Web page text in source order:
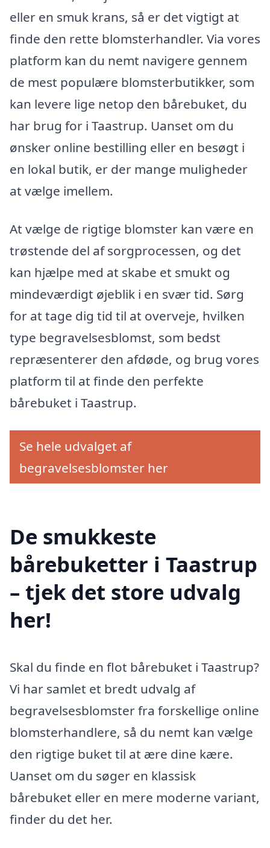
eller en smuk krans, så er det vigtigt at
finde den rette blomsterhandler. Via vores
platform kan du nemt navigere gennem
de mest populære blomsterbutikker, som
kan levere lige netop den bårebuket, du
har brug for i Taastrup. Uanset om du
ønsker online bestilling eller en besøgt i
en lokal butik, er der mange muligheder
at vælge imellem.
At vælge de rigtige blomster kan være en
trøstende del af sorgprocessen, og det
kan hjælpe med at skabe et smukt og
mindeværdigt øjeblik i en svær tid. Sørg
for at tage dig tid til at overveje, hvilken
type begravelsesblomst, som bedst
repræsenterer den afdøde, og brug vores
platform til at finde den perfekte
bårebuket i Taastrup.
Se hele udvalget af
begravelsesblomster her
De smukkeste
bårebuketter i Taastrup
– tjek det store udvalg
her!
Skal du finde en flot bårebuket i Taastrup?
Vi har samlet et bredt udvalg af
begravelsesblomster fra forskellige online
blomsterhandlere, så du nemt kan vælge
den rigtige buket til at ære dine kære.
Uanset om du søger en klassisk
bårebuket eller en mere moderne variant,
finder du det her.